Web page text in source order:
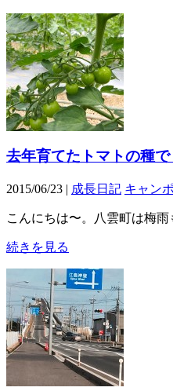
去年育てたトマトの種で
2015/06/23 | 成長日記 キャン
こんにちは〜。八雲町は梅
続きを見る